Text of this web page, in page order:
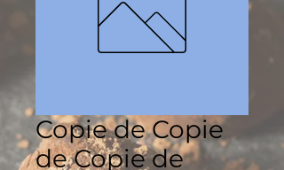
Copie de Copie
de Copie de